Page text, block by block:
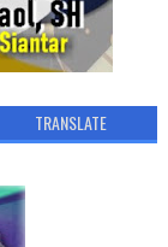
TRANSLATE